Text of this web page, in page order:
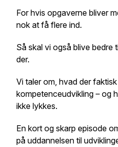
For hvis opgaverne bliver
nok at få flere ind.
Så skal vi også blive bedre
der.
Vi taler om, hvad der
kompetenceudvikling – og
ikke lykkes.
En kort og skarp episode
på uddannelsen til